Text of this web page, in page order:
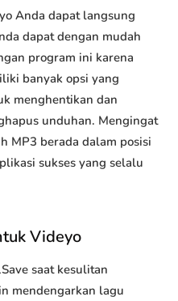
Anda dapat langsung
dapat dengan mudah
program ini karena
banyak opsi yang
menghentikan dan
unduhan. Mengingat
MP3 berada dalam posisi
sukses yang selalu
Videyo
saat kesulitan
mendengarkan lagu